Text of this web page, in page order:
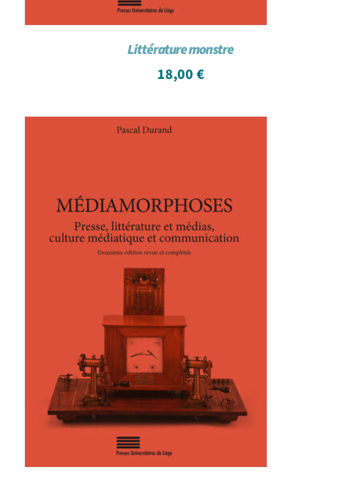
Littérature monstre
18,00 €